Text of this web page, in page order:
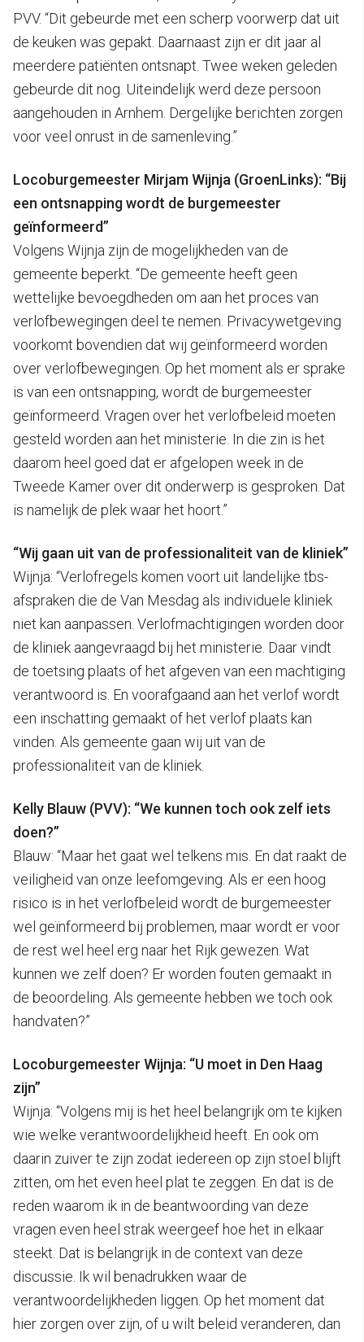
PVV. “Dit gebeurde met een scherp voorwerp dat uit
de keuken was gepakt. Daarnaast zijn er dit jaar al
meerdere patiënten ontsnapt. Twee weken geleden
gebeurde dit nog. Uiteindelijk werd deze persoon
aangehouden in Arnhem. Dergelijke berichten zorgen
voor veel onrust in de samenleving.”
Locoburgemeester Mirjam Wijnja (GroenLinks): “Bij
een ontsnapping wordt de burgemeester
geïnformeerd”
Volgens Wijnja zijn de mogelijkheden van de
gemeente beperkt. “De gemeente heeft geen
wettelijke bevoegdheden om aan het proces van
verlofbewegingen deel te nemen. Privacywetgeving
voorkomt bovendien dat wij geïnformeerd worden
over verlofbewegingen. Op het moment als er sprake
is van een ontsnapping, wordt de burgemeester
geïnformeerd. Vragen over het verlofbeleid moeten
gesteld worden aan het ministerie. In die zin is het
daarom heel goed dat er afgelopen week in de
Tweede Kamer over dit onderwerp is gesproken. Dat
is namelijk de plek waar het hoort.”
“Wij gaan uit van de professionaliteit van de kliniek”
Wijnja: “Verlofregels komen voort uit landelijke tbs-
afspraken die de Van Mesdag als individuele kliniek
niet kan aanpassen. Verlofmachtigingen worden door
de kliniek aangevraagd bij het ministerie. Daar vindt
de toetsing plaats of het afgeven van een machtiging
verantwoord is. En voorafgaand aan het verlof wordt
een inschatting gemaakt of het verlof plaats kan
vinden. Als gemeente gaan wij uit van de
professionaliteit van de kliniek.
Kelly Blauw (PVV): “We kunnen toch ook zelf iets
doen?”
Blauw: “Maar het gaat wel telkens mis. En dat raakt de
veiligheid van onze leefomgeving. Als er een hoog
risico is in het verlofbeleid wordt de burgemeester
wel geïnformeerd bij problemen, maar wordt er voor
de rest wel heel erg naar het Rijk gewezen. Wat
kunnen we zelf doen? Er worden fouten gemaakt in
de beoordeling. Als gemeente hebben we toch ook
handvaten?”
Locoburgemeester Wijnja: “U moet in Den Haag
zijn”
Wijnja: “Volgens mij is het heel belangrijk om te kijken
wie welke verantwoordelijkheid heeft. En ook om
daarin zuiver te zijn zodat iedereen op zijn stoel blijft
zitten, om het even heel plat te zeggen. En dat is de
reden waarom ik in de beantwoording van deze
vragen even heel strak weergeef hoe het in elkaar
steekt. Dat is belangrijk in de context van deze
discussie. Ik wil benadrukken waar de
verantwoordelijkheden liggen. Op het moment dat
hier zorgen over zijn, of u wilt beleid veranderen, dan